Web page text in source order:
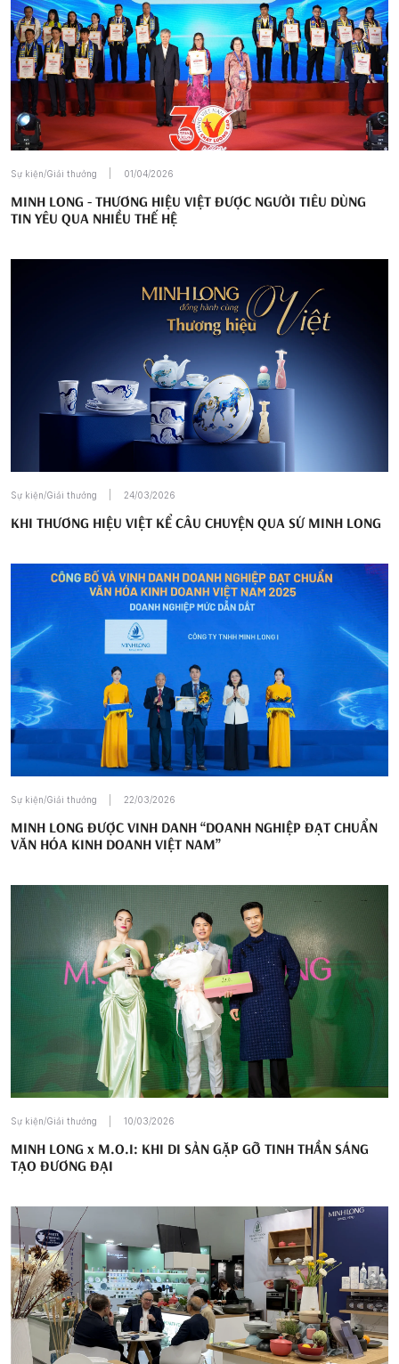
Sự kiện/Giải thưởng 01/04/2026
MINH LONG - THƯƠNG HIỆU VIỆT ĐƯỢC NGƯỜI TIÊU DÙNG
TIN YÊU QUA NHIỀU THẾ HỆ
Sự kiện/Giải thưởng 24/03/2026
KHI THƯƠNG HIỆU VIỆT KỂ CÂU CHUYỆN QUA SỨ MINH LONG
Sự kiện/Giải thưởng 22/03/2026
MINH LONG ĐƯỢC VINH DANH “DOANH NGHIỆP ĐẠT CHUẨN
VĂN HÓA KINH DOANH VIỆT NAM”
Sự kiện/Giải thưởng 10/03/2026
MINH LONG x M.O.I: KHI DI SẢN GẶP GỠ TINH THẦN SÁNG
TẠO ĐƯƠNG ĐẠI